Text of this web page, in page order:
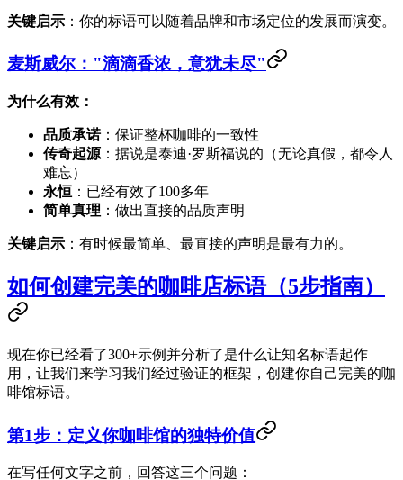
关键启示 ：你的标语可以随着品牌和市场定位的发展而演变。
麦斯威尔："滴滴香浓，意犹未尽"
为什么有效：
品质承诺：保证整杯咖啡的一致性
传奇起源 ：据说是泰迪·罗斯福说的（无论真假，都令人
难忘）
永恒 ：已经有效了100多年
简单真理 ：做出直接的品质声明
关键启示 ：有时候最简单、最直接的声明是最有力的。
如何创建完美的咖啡店标语（5步指南）
现在你已经看了300+示例并分析了是什么让知名标语起作
用，让我们来学习我们经过验证的框架，创建你自己完美的咖
啡馆标语。
第1步：定义你咖啡馆的独特价值
在写任何文字之前，回答这三个问题：